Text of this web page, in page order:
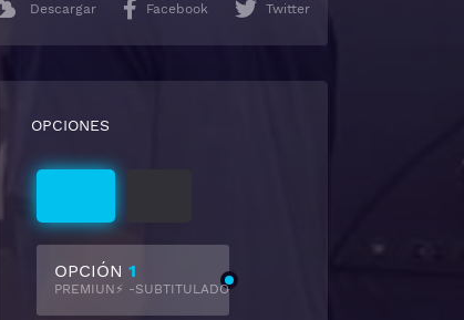
Descargar Facebook Twitter
OPCIONES
OPCIÓN 1
PREMIUN⚡ -SUBTITULADO